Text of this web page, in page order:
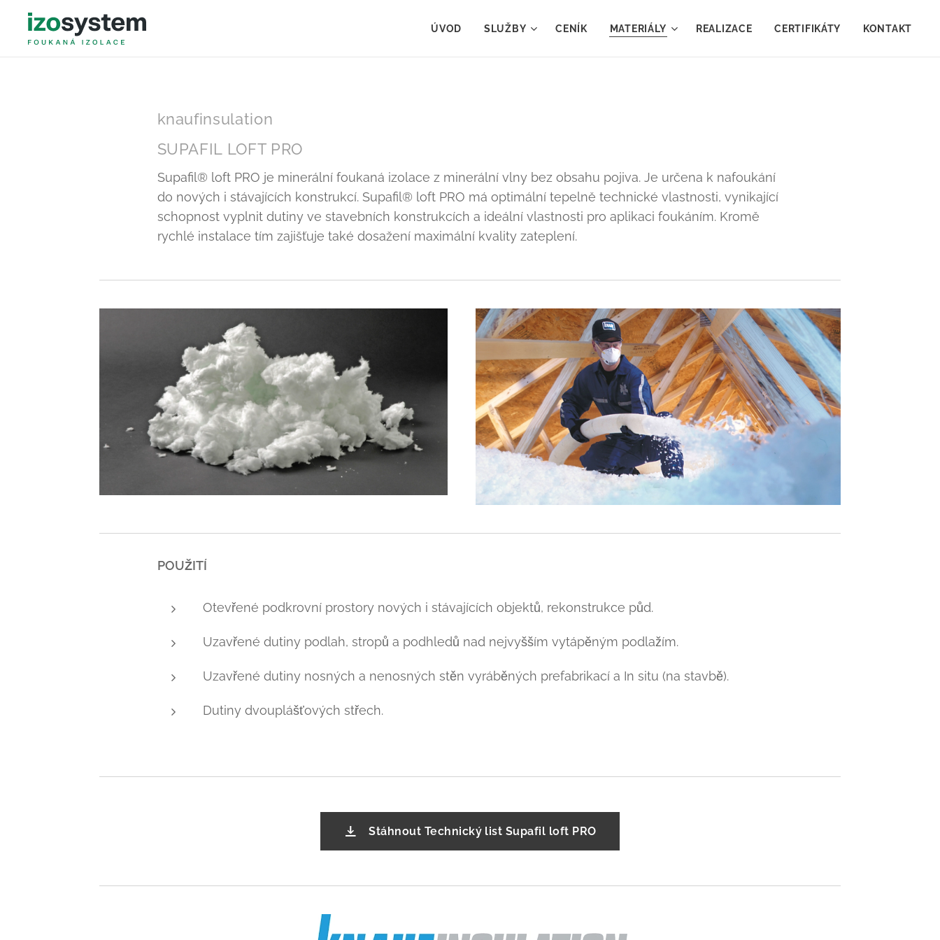
ÚVOD SLUŽBY CENÍK MATERIÁLY REALIZACE CERTIFIKÁTY KONTAKT
knaufinsulation
SUPAFIL LOFT PRO
Supafil® loft PRO je minerální foukaná izolace z minerální vlny bez obsahu pojiva. Je určena k nafoukání
do nových i stávajících konstrukcí. Supafil® loft PRO má optimální tepelně technické vlastnosti, vynikající
schopnost vyplnit dutiny ve stavebních konstrukcích a ideální vlastnosti pro aplikaci foukáním. Kromě
rychlé instalace tím zajišťuje také dosažení maximální kvality zateplení.
POUŽITÍ
Otevřené podkrovní prostory nových i stávajících objektů, rekonstrukce půd.
Uzavřené dutiny podlah, stropů a podhledů nad nejvyšším vytápěným podlažím.
Uzavřené dutiny nosných a nenosných stěn vyráběných prefabrikací a In situ (na stavbě).
Dutiny dvouplášťových střech.
Stáhnout Technický list Supafil loft PRO